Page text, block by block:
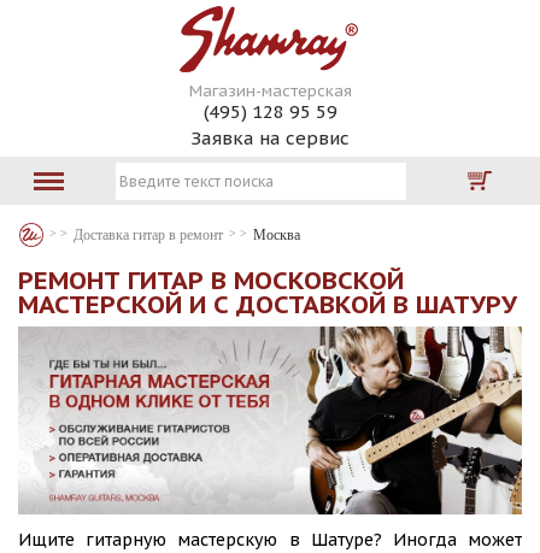
Магазин-мастерская
(495) 128 95 59
Заявка на сервис
Доставка гитар в ремонт Москва
РЕМОНТ ГИТАР В МОСКОВСКОЙ
МАСТЕРСКОЙ И С ДОСТАВКОЙ В ШАТУРУ
Ищите гитарную мастерскую в Шатуре? Иногда может